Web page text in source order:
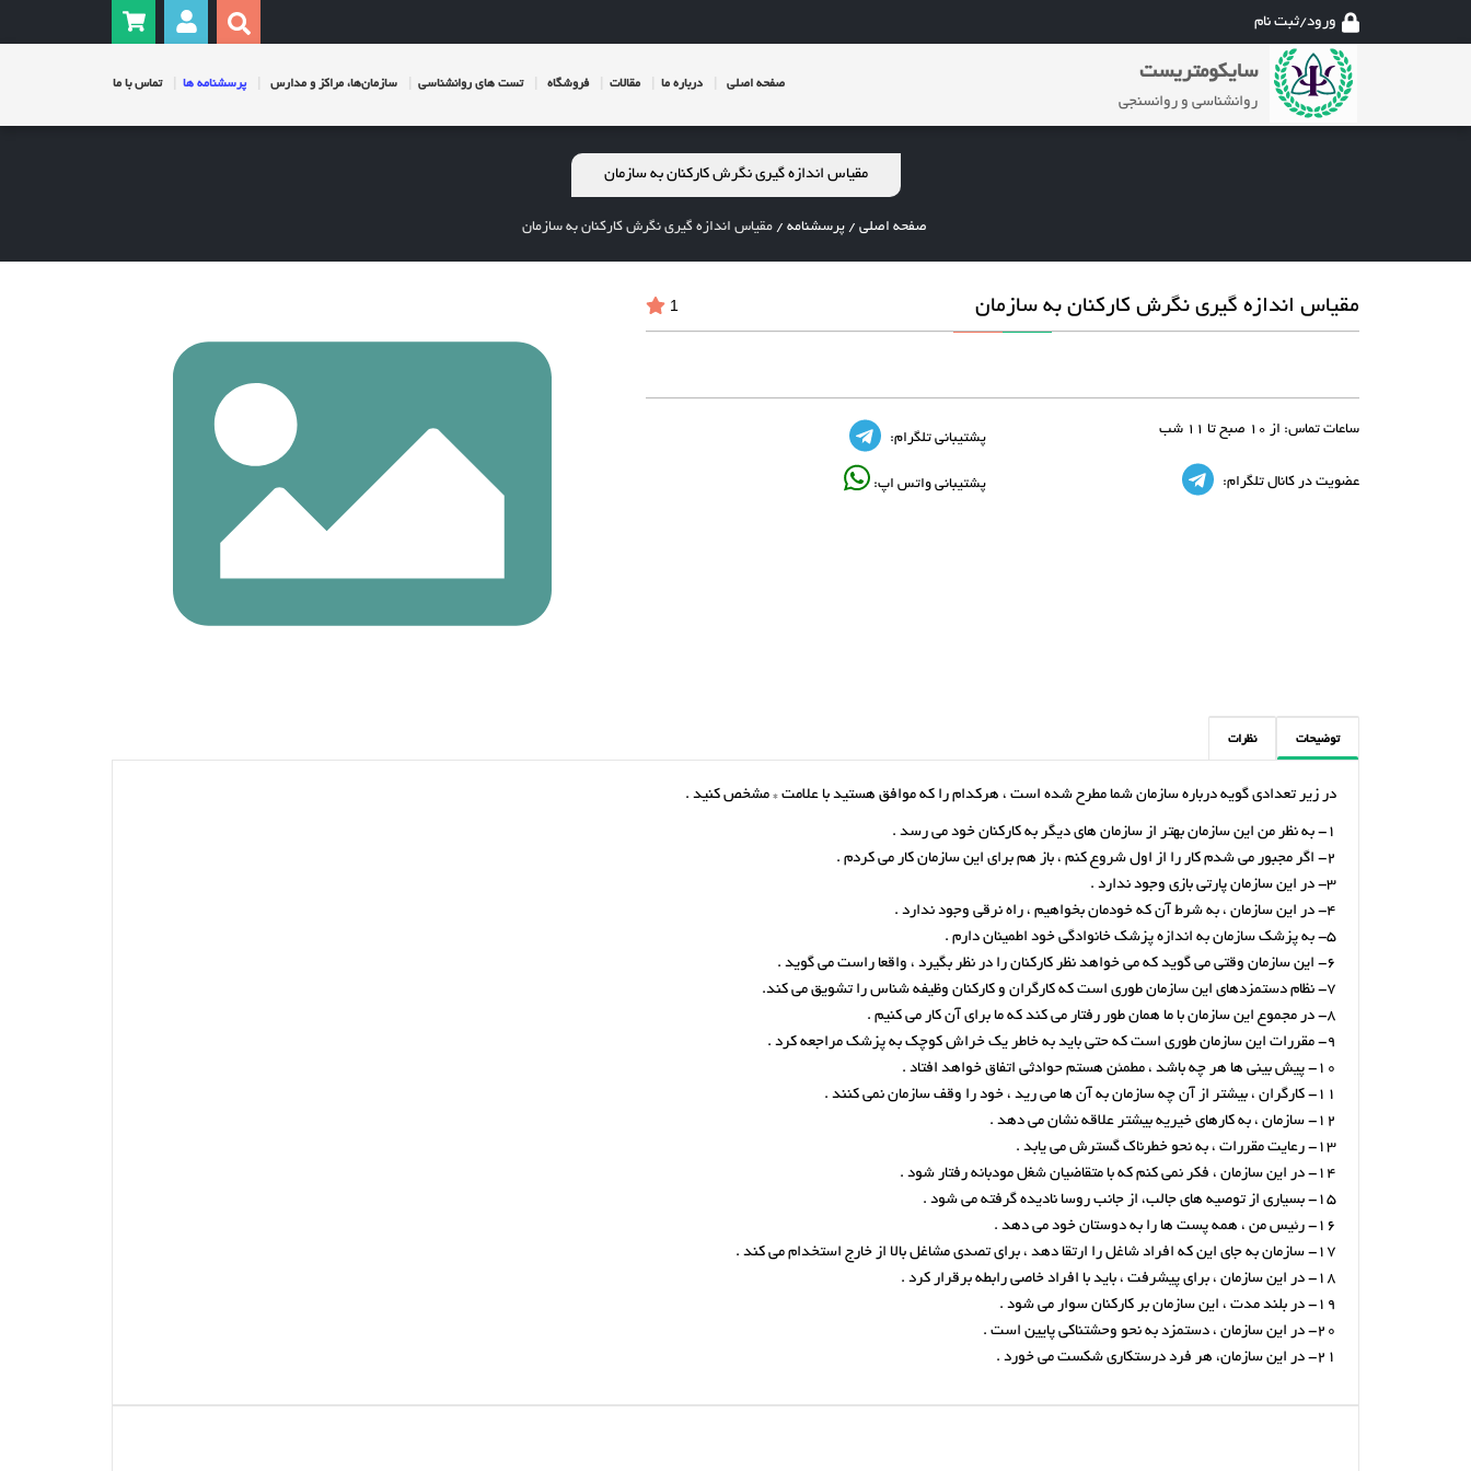
ورود/ثبت نام
سایکومتریست
روانشناسی و روانسنجی
صفحه اصلی درباره ما مقالات فروشگاه تست های روانشناسی سازمان‌ها، مراکز و مدارس پرسشنامه ها تماس با ما
مقیاس اندازه گیری نگرش کارکنان به سازمان
صفحه اصلی / پرسشنامه / مقیاس اندازه گیری نگرش کارکنان به سازمان
مقیاس اندازه گیری نگرش کارکنان به سازمان 1
ساعات تماس: از 10 صبح تا 11 شب
پشتیبانی تلگرام:
عضویت در کانال تلگرام: پشتیبانی واتس اپ:
توضیحات نظرات
در زیر تعدادی گویه درباره سازمان شما مطرح شده است ، هرکدام را که موافق هستید با علامت * مشخص کنید .
1- به نظر من این سازمان بهتر از سازمان های دیگر به کارکنان خود می رسد .
2- اگر مجبور می شدم کار را از اول شروع کنم ، باز هم برای این سازمان کار می کردم .
3- در این سازمان پارتی بازی وجود ندارد .
4- در این سازمان ، به شرط آن که خودمان بخواهیم ، راه نرقی وجود ندارد .
5- به پزشک سازمان به اندازه پزشک خانوادگی خود اطمینان دارم .
6- این سازمان وقتی می گوید که می خواهد نظر کارکنان را در نظر بگیرد ، واقعا راست می گوید .
7- نظام دستمزدهای این سازمان طوری است که کارگران و کارکنان وظیفه شناس را تشویق می کند.
8- در مجموع این سازمان با ما همان طور رفتار می کند که ما برای آن کار می کنیم .
9- مقررات این سازمان طوری است که حتی باید به خاطر یک خراش کوچک به پزشک مراجعه کرد .
10- پیش بینی ها هر چه باشد ، مطمئن هستم حوادثی اتفاق خواهد افتاد .
11- کارگران ، بیشتر از آن چه سازمان به آن ها می رید ، خود را وقف سازمان نمی کنند .
12- سازمان ، به کارهای خیریه بیشتر علاقه نشان می دهد .
13- رعایت مقررات ، به نحو خطرناک گسترش می یابد .
14- در این سازمان ، فکر نمی کنم که با متقاضیان شغل مودبانه رفتار شود .
15- بسیاری از توصیه های جالب، از جانب روسا نادیده گرفته می شود .
16- رئیس من ، همه پست ها را به دوستان خود می دهد .
17- سازمان به جای این که افراد شاغل را ارتقا دهد ، برای تصدی مشاغل بالا از خارج استخدام می کند .
18- در این سازمان ، برای پیشرفت ، باید با افراد خاصی رابطه برقرار کرد .
19- در بلند مدت ، این سازمان بر کارکنان سوار می شود .
20- در این سازمان ، دستمزد به نحو وحشتناکی پایین است .
21- در این سازمان، هر فرد درستکاری شکست می خورد .